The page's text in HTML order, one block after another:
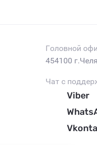
Головной
454100
Чат с
Viber